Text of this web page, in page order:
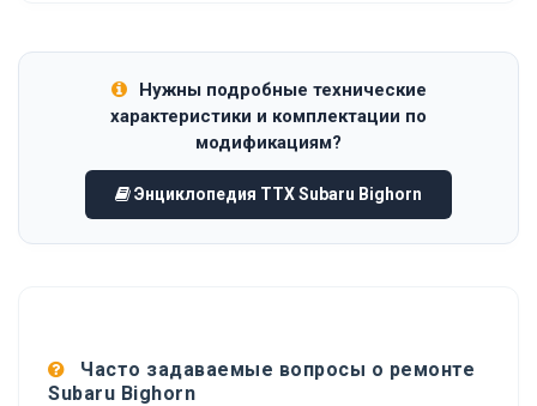
Нужны подробные технические
характеристики и комплектации по
модификациям?
Энциклопедия ТТХ Subaru Bighorn
Часто задаваемые вопросы о ремонте
Subaru Bighorn